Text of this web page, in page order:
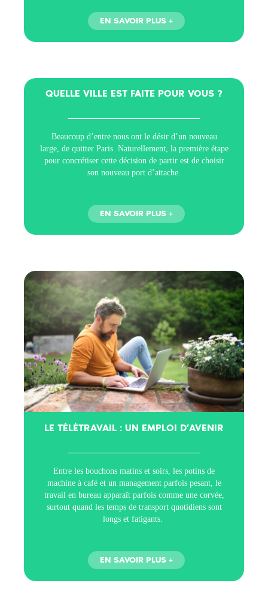
QUELLE VILLE EST FAITE POUR VOUS ?
Beaucoup d’entre nous ont le désir d’un nouveau
large, de quitter Paris. Naturellement, la première étape
pour concrétiser cette décision de partir est de choisir
son nouveau port d’attache.
LE TÉLÉTRAVAIL : UN EMPLOI D’AVENIR
Entre les bouchons matins et soirs, les potins de
machine à café et un management parfois pesant, le
travail en bureau apparaît parfois comme une corvée,
surtout quand les temps de transport quotidiens sont
longs et fatigants.